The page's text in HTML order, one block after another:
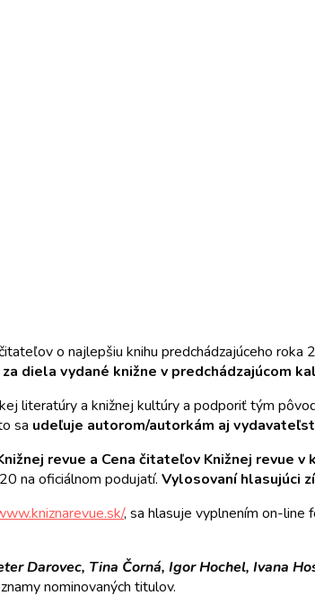
o najlepšiu knihu predchádzajúceho roka
diela vydané knižne v predchádzajúcom
literatúry a knižnej kultúry a podporiť tým
sa udeľuje autorom/autorkám aj
revue a Cena čitateľov Knižnej revue
na oficiálnom podujatí. Vylosovaní hlasujúci
, sa hlasuje vyplnením on-line
Darovec, Tina Čorná, Igor Hochel, Ivana
nominovaných titulov.